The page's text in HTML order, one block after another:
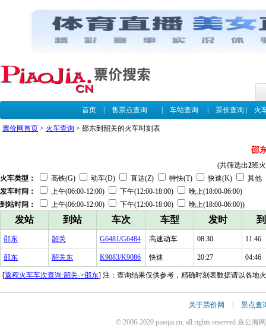
首页| 售票点查询 车站查询 票价查询 火
票价网首页 > 火车查询 > 邵东到韶关的火车时刻表
邵
(共筛选出2班
火车类型：
高铁(G) 动车(D) 直达(Z) 特快(T) 快速(K)
其他
发车时间：
上午(06:00-12:00) 下午(12:00-18:00)
晚上(18:00-06:00)
到站时间：
上午(06:00-12:00) 下午(12:00-18:00) 晚上(18:00-06:00))
发站 到站 车次 车型 发时
邵东 韶关 G6481/G6484 高速动车 08:30 11:46
邵东 韶关东 K9083/K9086 快速 20:27 04:46
[返程火车车次查询:韶关->邵东] 注：查询结果仅供参考，精确时刻表数据请以各地
关于票价网 | 景点查
© 2006-2020 piaojia.cn, all rights reserved 京公海